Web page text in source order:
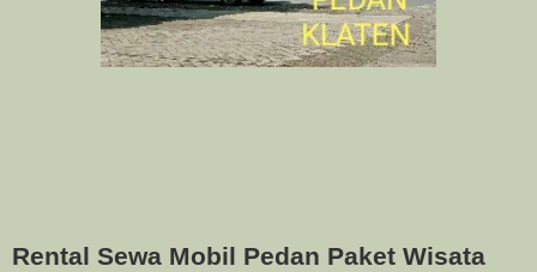
Rental Sewa Mobil Pedan Paket Wisata